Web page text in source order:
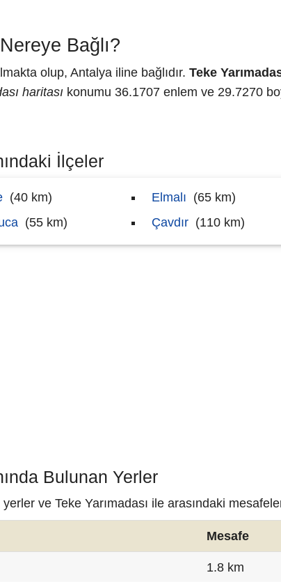
Bağlı?
olup, Antalya iline bağlıdır. Teke
haritası konumu 36.1707 enlem ve 29.7270
İlçeler
(40 km)
(55 km)
Elmalı (65 km)
Çavdır (110 km)
Bulunan Yerler
ve Teke Yarımadası ile arasındaki
Mesafe
1.8 km